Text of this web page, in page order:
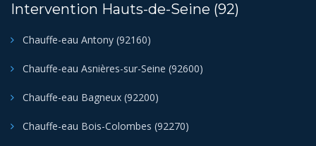
Intervention Hauts-de-Seine (92)
Chauffe-eau Antony (92160)
Chauffe-eau Asnières-sur-Seine (92600)
Chauffe-eau Bagneux (92200)
Chauffe-eau Bois-Colombes (92270)